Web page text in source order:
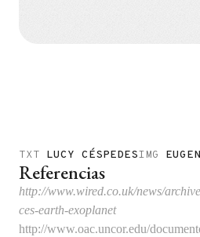
TXT LUCY CÉSPEDESIMG
Referencias
http://www.wired.co.uk/news/
ces-earth-exoplanet
http://www.oac.uncor.edu/